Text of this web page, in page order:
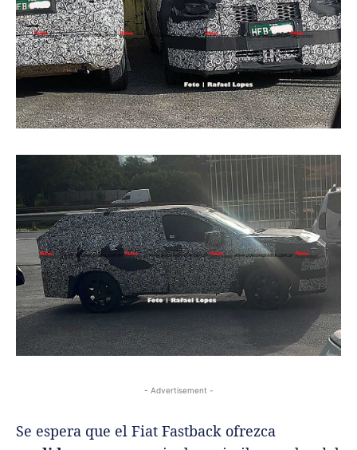
- Advertisement -
Se espera que el Fiat Fastback ofrezca